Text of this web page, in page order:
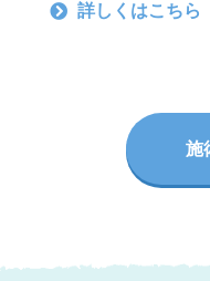
詳しくはこちら
施